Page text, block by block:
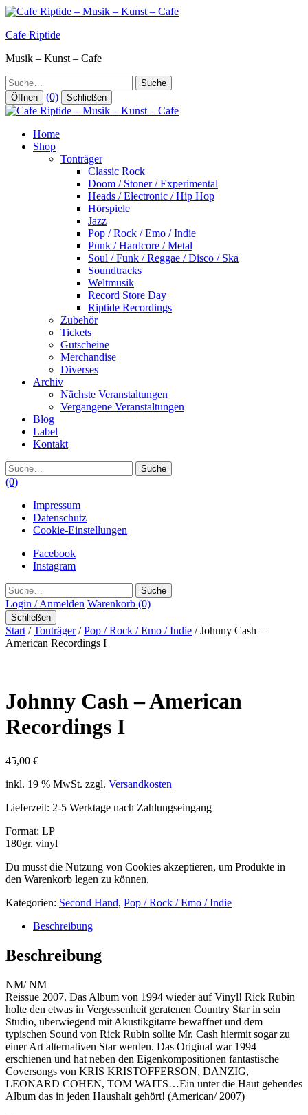
Zum
springen
Cafe Riptide
Musik – Kunst – Cafe
Suche
Öffnen (0) Schließen
Home
Shop
Tonträger
Classic Rock
Doom / Stoner / Experimental
Heads / Electronic / Hip Hop
Hörspiele
Jazz
Pop / Rock / Emo / Indie
Punk / Hardcore / Metal
Soul / Funk / Reggae / Disco / Ska
Soundtracks
Weltmusik
Record Store Day
Riptide Recordings
Zubehör
Tickets
Gutscheine
Merchandise
Diverses
Archiv
Nächste Veranstaltungen
Vergangene Veranstaltungen
Blog
Label
Kontakt
Suche
(0)
Impressum
Datenschutz
Cookie-Einstellungen
Facebook
Instagram
Suche
Login / Anmelden Warenkorb (0)
Schließen
Start /Tonträger/Pop / Rock / Emo / Indie / Johnny Cash –
American Recordings I
Johnny Cash – American
Recordings I
45,00 €
inkl. 19 % MwSt. zzgl. Versandkosten
Lieferzeit: 2-5 Werktage nach Zahlungseingang
Format: LP
180gr. vinyl
Du musst die Nutzung von Cookies akzeptieren, um Produkte in
den Warenkorb legen zu können.
Kategorien: Second Hand, Pop / Rock / Emo / Indie
Beschreibung
Beschreibung
NM/ NM
Reissue 2007. Das Album von 1994 wieder auf Vinyl! Rick Rubin
holte den etwas in Vergessenheit geratenen Country Star in sein
Studio, überwiegend mit Akustikgitarre bewaffnet und dem
typischen Sound von Rick Rubin sollte Mr. Cash hiermit sogar zu
einer Art alternativen Star werden. Das Original war 1994
erschienen und hat neben den Eigenkompositionen fantastische
Coversongs von KRIS KRISTOFFERSON, DANZIG,
LEONARD COHEN, TOM WAITS…Ein unter die Haut gehendes
Album das in jeden Haushalt gehört! (American/ 2007)